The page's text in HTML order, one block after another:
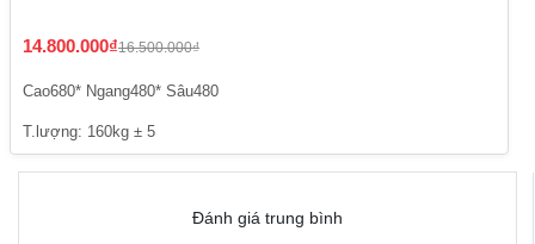
14.800.000₫16.500.000₫
Cao680* Ngang480* Sâu480
T.lượng: 160kg ± 5
Đánh giá trung bình